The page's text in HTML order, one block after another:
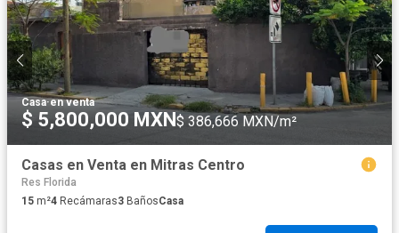
Casa·en venta
$ 5,800,000 MXN$ 386,666 MXN/m²
Casas en Venta en Mitras Centro
Res Florida
15 m²4 Recámaras3 BañosCasa